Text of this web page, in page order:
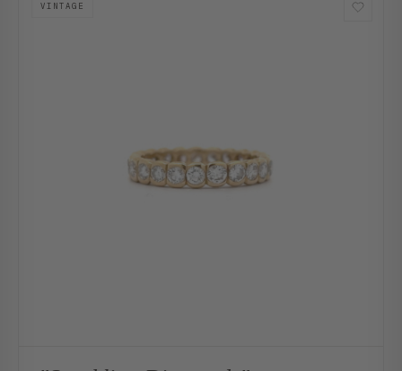
VINTAGE